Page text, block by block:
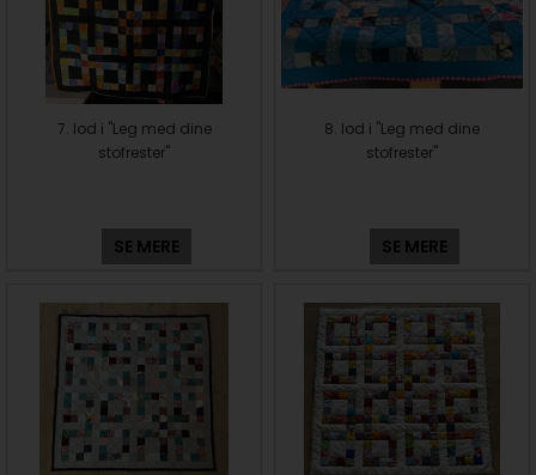
7. lod i "Leg med dine
stofrester"
SE MERE
8. lod i "Leg med dine
stofrester"
SE MERE